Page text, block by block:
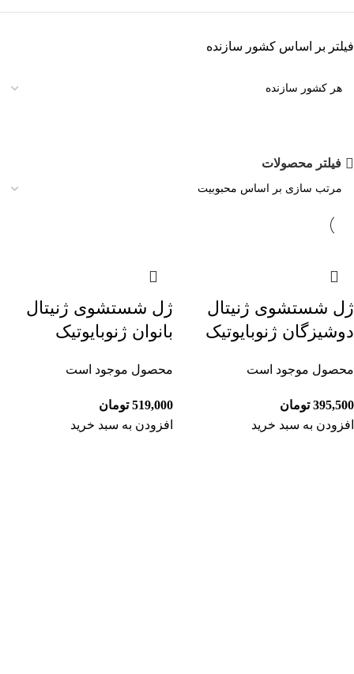
فیلتر بر اساس کشور سازنده
فیلتر محصولات
ژل شستشوی ژنیتال
دوشیزگان ژنوبایوتیک
محصول موجود است
395,500 تومان
افزودن به سبد خرید
ژل شستشوی ژنیتال
بانوان ژنوبایوتیک
محصول موجود است
519,000 تومان
افزودن به سبد خرید